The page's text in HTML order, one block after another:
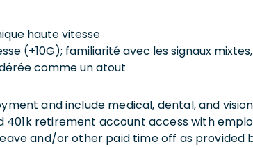
haute vitesse
(+10G); familiarité avec les signaux mixtes,
comme un atout
and include medical, dental, and vision
401k retirement account access with
and/or other paid time off as provided